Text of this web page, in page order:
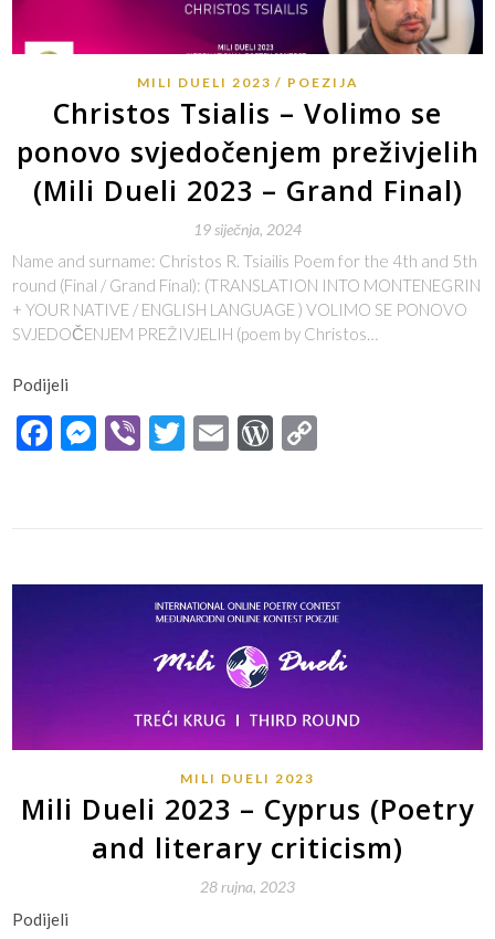
MILI DUELI 2023 POEZIJA
Christos Tsialis – Volimo se
ponovo svjedočenjem preživjelih
(Mili Dueli 2023 – Grand Final)
19 siječnja, 2024
Name and surname: Christos R. Tsiailis Poem for the 4th and 5th
round (Final / Grand Final): (TRANSLATION INTO MONTENEGRIN
+ YOUR NATIVE / ENGLISH LANGUAGE ) VOLIMO SE PONOVO
SVJEDOČENJEM PREŽIVJELIH (poem by Christos…
Podijeli
Facebook
Messenger
ViberTwitter
EmailWordPress
MILI DUELI 2023
Mili Dueli 2023 – Cyprus (Poetry
and literary criticism)
28 rujna, 2023
Podijeli